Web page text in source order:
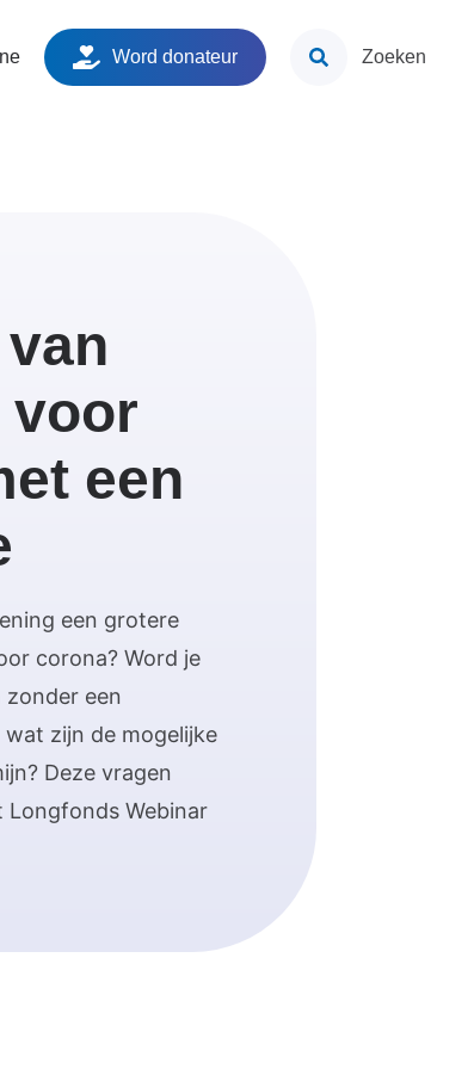
Word donateur Zoeken
voor
een
een grotere
corona? Word je
zonder een
zijn de mogelijke
Deze vragen
Webinar